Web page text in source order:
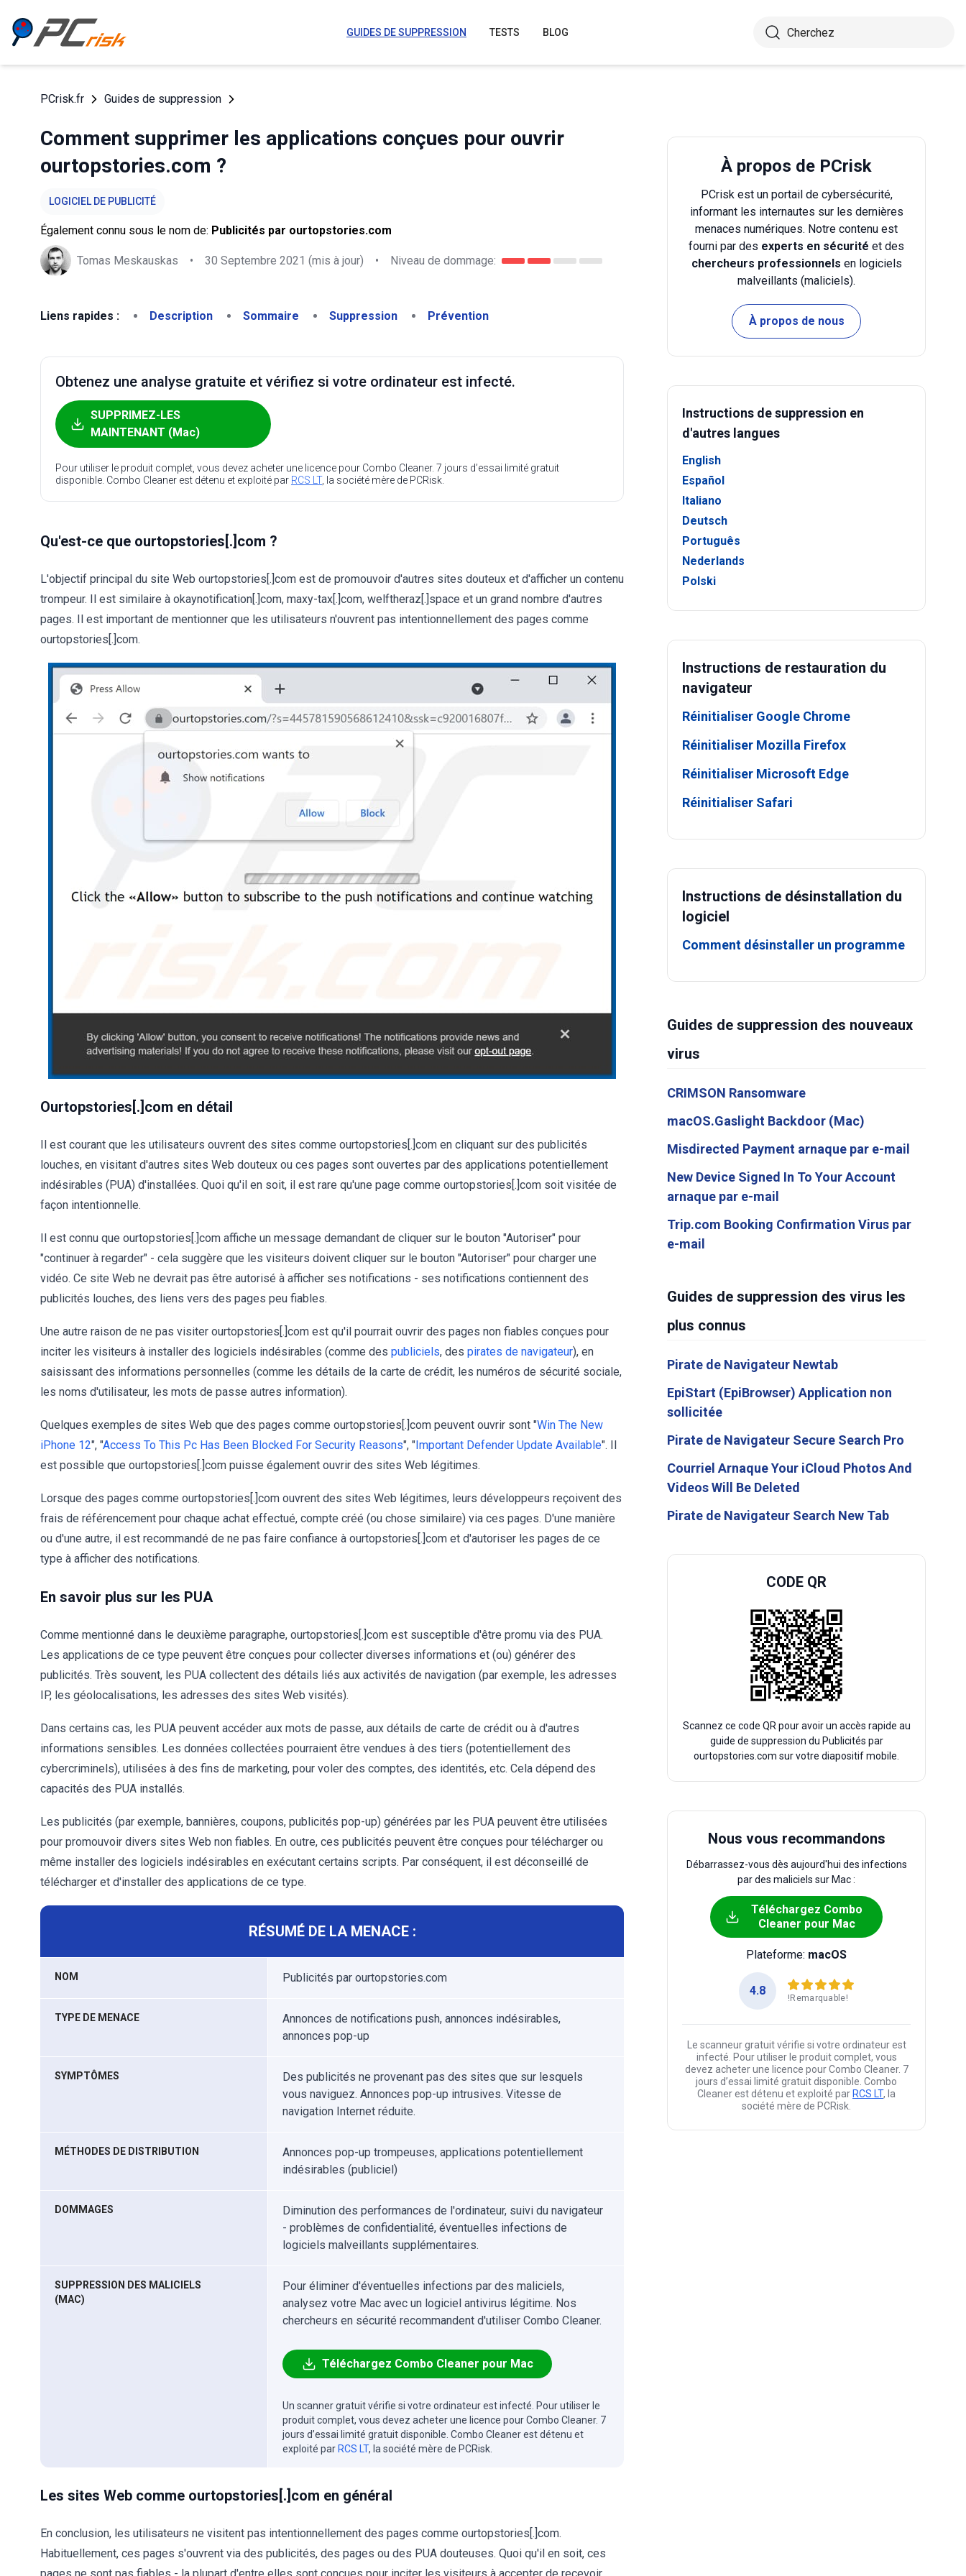
GUIDES DE SUPPRESSION TESTS BLOG
PCrisk.fr Guides de suppression
Comment supprimer les applications conçues pour ouvrir
ourtopstories.com ?
LOGICIEL DE PUBLICITÉ
Également connu sous le nom de: Publicités par ourtopstories.com
Tomas Meskauskas • 30 Septembre 2021 (mis à jour) • Niveau de dommage:
Liens rapides : Description Sommaire Suppression Prévention
Obtenez une analyse gratuite et vérifiez si votre ordinateur est infecté.
SUPPRIMEZ-LES
MAINTENANT (Mac)
Pour utiliser le produit complet, vous devez acheter une licence pour Combo Cleaner. 7 jours d’essai limité gratuit
disponible. Combo Cleaner est détenu et exploité par RCS LT, la société mère de PCRisk.
Qu'est-ce que ourtopstories[.]com ?
L'objectif principal du site Web ourtopstories[.]com est de promouvoir d'autres sites douteux et d'afficher un contenu
trompeur. Il est similaire à okaynotification[.]com, maxy-tax[.]com, welftheraz[.]space et un grand nombre d'autres
pages. Il est important de mentionner que les utilisateurs n'ouvrent pas intentionnellement des pages comme
ourtopstories[.]com.
Ourtopstories[.]com en détail
Il est courant que les utilisateurs ouvrent des sites comme ourtopstories[.]com en cliquant sur des publicités
louches, en visitant d'autres sites Web douteux ou ces pages sont ouvertes par des applications potentiellement
indésirables (PUA) d'installées. Quoi qu'il en soit, il est rare qu'une page comme ourtopstories[.]com soit visitée de
façon intentionnelle.
Il est connu que ourtopstories[.]com affiche un message demandant de cliquer sur le bouton "Autoriser" pour
"continuer à regarder" - cela suggère que les visiteurs doivent cliquer sur le bouton "Autoriser" pour charger une
vidéo. Ce site Web ne devrait pas être autorisé à afficher ses notifications - ses notifications contiennent des
publicités louches, des liens vers des pages peu fiables.
Une autre raison de ne pas visiter ourtopstories[.]com est qu'il pourrait ouvrir des pages non fiables conçues pour
inciter les visiteurs à installer des logiciels indésirables (comme des publiciels, des pirates de navigateur), en
saisissant des informations personnelles (comme les détails de la carte de crédit, les numéros de sécurité sociale,
les noms d'utilisateur, les mots de passe autres information).
Quelques exemples de sites Web que des pages comme ourtopstories[.]com peuvent ouvrir sont "Win The New
iPhone 12", "Access To This Pc Has Been Blocked For Security Reasons", "Important Defender Update Available". Il
est possible que ourtopstories[.]com puisse également ouvrir des sites Web légitimes.
Lorsque des pages comme ourtopstories[.]com ouvrent des sites Web légitimes, leurs développeurs reçoivent des
frais de référencement pour chaque achat effectué, compte créé (ou chose similaire) via ces pages. D'une manière
ou d'une autre, il est recommandé de ne pas faire confiance à ourtopstories[.]com et d'autoriser les pages de ce
type à afficher des notifications.
En savoir plus sur les PUA
Comme mentionné dans le deuxième paragraphe, ourtopstories[.]com est susceptible d'être promu via des PUA.
Les applications de ce type peuvent être conçues pour collecter diverses informations et (ou) générer des
publicités. Très souvent, les PUA collectent des détails liés aux activités de navigation (par exemple, les adresses
IP, les géolocalisations, les adresses des sites Web visités).
Dans certains cas, les PUA peuvent accéder aux mots de passe, aux détails de carte de crédit ou à d'autres
informations sensibles. Les données collectées pourraient être vendues à des tiers (potentiellement des
cybercriminels), utilisées à des fins de marketing, pour voler des comptes, des identités, etc. Cela dépend des
capacités des PUA installés.
Les publicités (par exemple, bannières, coupons, publicités pop-up) générées par les PUA peuvent être utilisées
pour promouvoir divers sites Web non fiables. En outre, ces publicités peuvent être conçues pour télécharger ou
même installer des logiciels indésirables en exécutant certains scripts. Par conséquent, il est déconseillé de
télécharger et d'installer des applications de ce type.
RÉSUMÉ DE LA MENACE :
NOM Publicités par ourtopstories.com
TYPE DE MENACE
Annonces de notifications push, annonces indésirables,
annonces pop-up
SYMPTÔMES
Des publicités ne provenant pas des sites que sur lesquels
vous naviguez. Annonces pop-up intrusives. Vitesse de
navigation Internet réduite.
MÉTHODES DE DISTRIBUTION
Annonces pop-up trompeuses, applications potentiellement
indésirables (publiciel)
DOMMAGES
Diminution des performances de l'ordinateur, suivi du navigateur
- problèmes de confidentialité, éventuelles infections de
logiciels malveillants supplémentaires.
SUPPRESSION DES MALICIELS
(MAC)
Pour éliminer d'éventuelles infections par des maliciels,
analysez votre Mac avec un logiciel antivirus légitime. Nos
chercheurs en sécurité recommandent d'utiliser Combo Cleaner.
Téléchargez Combo Cleaner pour Mac
Un scanner gratuit vérifie si votre ordinateur est infecté. Pour utiliser le
produit complet, vous devez acheter une licence pour Combo Cleaner. 7
jours d’essai limité gratuit disponible. Combo Cleaner est détenu et
exploité par RCS LT, la société mère de PCRisk.
Les sites Web comme ourtopstories[.]com en général
En conclusion, les utilisateurs ne visitent pas intentionnellement des pages comme ourtopstories[.]com.
Habituellement, ces pages s'ouvrent via des publicités, des pages ou des PUA douteuses. Quoi qu'il en soit, ces
À propos de PCrisk
PCrisk est un portail de cybersécurité,
informant les internautes sur les dernières
menaces numériques. Notre contenu est
fourni par des experts en sécurité et des
chercheurs professionnels en logiciels
malveillants (maliciels).
À propos de nous
Instructions de suppression en
d'autres langues
English
Español
Italiano
Deutsch
Português
Nederlands
Polski
Instructions de restauration du
navigateur
Réinitialiser Google Chrome
Réinitialiser Mozilla Firefox
Réinitialiser Microsoft Edge
Réinitialiser Safari
Instructions de désinstallation du
logiciel
Comment désinstaller un programme
Guides de suppression des nouveaux
virus
CRIMSON Ransomware
macOS.Gaslight Backdoor (Mac)
Misdirected Payment arnaque par e-mail
New Device Signed In To Your Account
arnaque par e-mail
Trip.com Booking Confirmation Virus par
e-mail
Guides de suppression des virus les
plus connus
Pirate de Navigateur Newtab
EpiStart (EpiBrowser) Application non
sollicitée
Pirate de Navigateur Secure Search Pro
Courriel Arnaque Your iCloud Photos And
Videos Will Be Deleted
Pirate de Navigateur Search New Tab
CODE QR
Scannez ce code QR pour avoir un accès rapide au
guide de suppression du Publicités par
ourtopstories.com sur votre diapositif mobile.
Nous vous recommandons
Débarrassez-vous dès aujourd'hui des infections
par des maliciels sur Mac :
Téléchargez Combo
Cleaner pour Mac
Plateforme: macOS
4.8
!Remarquable!
Le scanneur gratuit vérifie si votre ordinateur est
infecté. Pour utiliser le produit complet, vous
devez acheter une licence pour Combo Cleaner. 7
jours d’essai limité gratuit disponible. Combo
Cleaner est détenu et exploité par RCS LT, la
société mère de PCRisk.